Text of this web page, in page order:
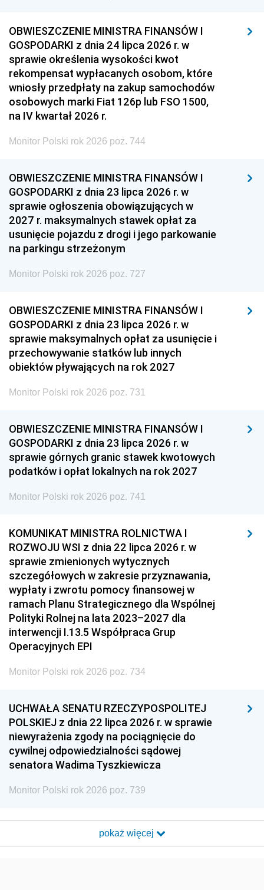
OBWIESZCZENIE MINISTRA FINANSÓW I
GOSPODARKI z dnia 24 lipca 2026 r. w
sprawie określenia wysokości kwot
rekompensat wypłacanych osobom, które
wniosły przedpłaty na zakup samochodów
osobowych marki Fiat 126p lub FSO 1500,
na IV kwartał 2026 r.
Monitor Polski rok 2026 poz. 744
OBWIESZCZENIE MINISTRA FINANSÓW I
GOSPODARKI z dnia 23 lipca 2026 r. w
sprawie ogłoszenia obowiązujących w
2027 r. maksymalnych stawek opłat za
usunięcie pojazdu z drogi i jego parkowanie
na parkingu strzeżonym
Monitor Polski rok 2026 poz. 727
OBWIESZCZENIE MINISTRA FINANSÓW I
GOSPODARKI z dnia 23 lipca 2026 r. w
sprawie maksymalnych opłat za usunięcie i
przechowywanie statków lub innych
obiektów pływających na rok 2027
Monitor Polski rok 2026 poz. 731
OBWIESZCZENIE MINISTRA FINANSÓW I
GOSPODARKI z dnia 23 lipca 2026 r. w
sprawie górnych granic stawek kwotowych
podatków i opłat lokalnych na rok 2027
Monitor Polski rok 2026 poz. 741
KOMUNIKAT MINISTRA ROLNICTWA I
ROZWOJU WSI z dnia 22 lipca 2026 r. w
sprawie zmienionych wytycznych
szczegółowych w zakresie przyznawania,
wypłaty i zwrotu pomocy finansowej w
ramach Planu Strategicznego dla Wspólnej
Polityki Rolnej na lata 2023–2027 dla
interwencji I.13.5 Współpraca Grup
Operacyjnych EPI
Monitor Polski rok 2026 poz. 734
UCHWAŁA SENATU RZECZYPOSPOLITEJ
POLSKIEJ z dnia 22 lipca 2026 r. w sprawie
niewyrażenia zgody na pociągnięcie do
cywilnej odpowiedzialności sądowej
senatora Wadima Tyszkiewicza
Monitor Polski rok 2026 poz. 739
pokaż więcej